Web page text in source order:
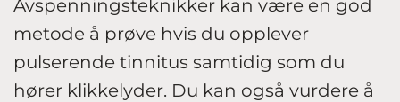
Avspenningsteknikker kan være en god
metode å prøve hvis du opplever
pulserende tinnitus samtidig som du
hører klikkelyder. Du kan også vurdere å